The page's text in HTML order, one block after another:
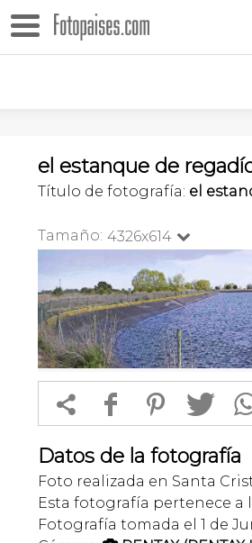
el estanque de
Título de fotografía: el
Tamaño: 4326x614 
 f 1 T
Datos de la fotografía
Foto realizada en Santa
Esta fotografía pertenece a
Fotografía tomada el 1 de